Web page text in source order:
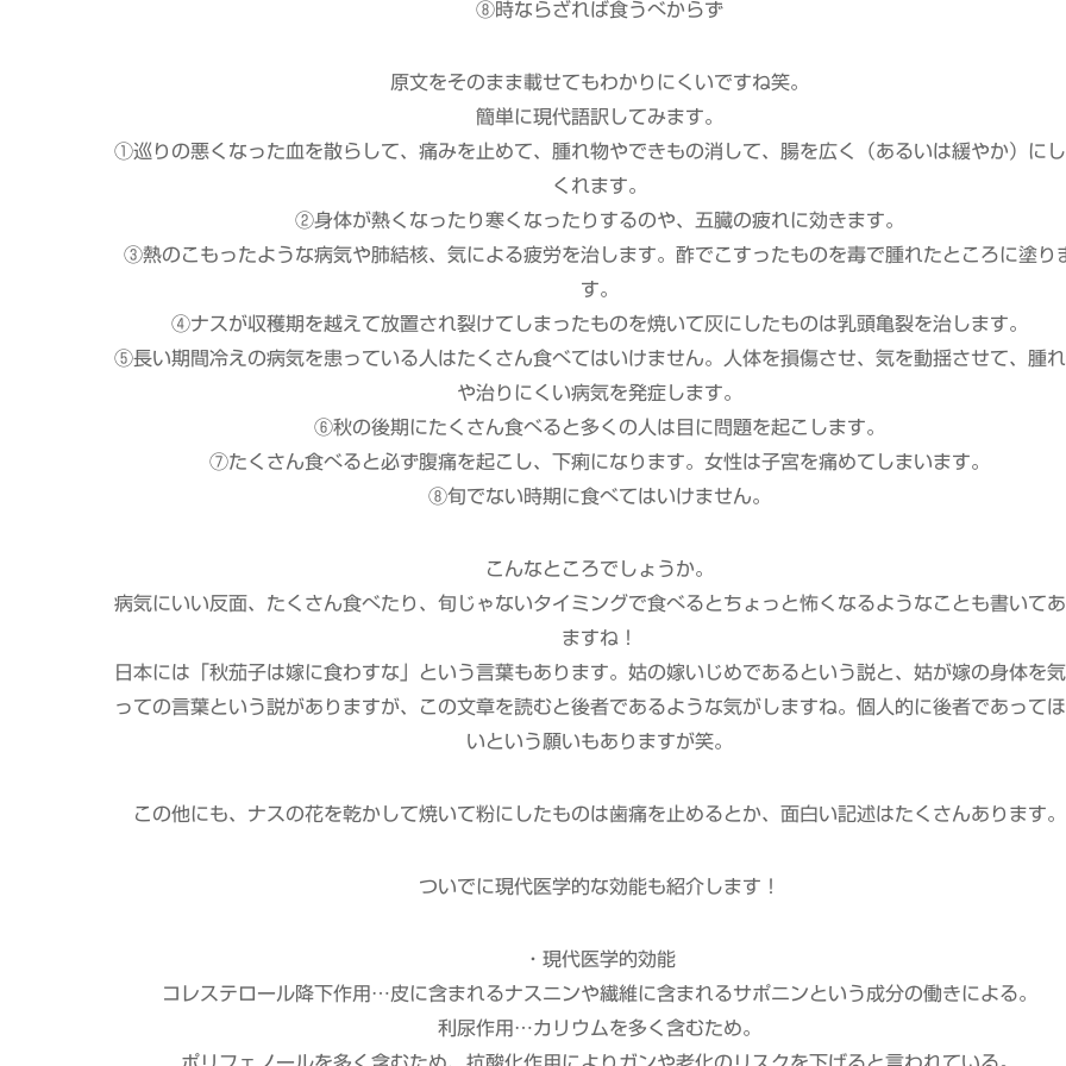
⑧時ならざれば食うべからず
原文をそのまま載せてもわかりにくいですね笑。
簡単に現代語訳してみます。
①巡りの悪くなった血を散らして、痛みを止めて、腫れ物やできもの消して、腸を広く（あるいは緩やか）に
くれます。
②身体が熱くなったり寒くなったりするのや、五臓の疲れに効きます。
③熱のこもったような病気や肺結核、気による疲労を治します。酢でこすったものを毒で腫れたところに塗り
す。
④ナスが収穫期を越えて放置され裂けてしまったものを焼いて灰にしたものは乳頭亀裂を治します。
⑤長い期間冷えの病気を患っている人はたくさん食べてはいけません。人体を損傷させ、気を動揺させて、腫
や治りにくい病気を発症します。
⑥秋の後期にたくさん食べると多くの人は目に問題を起こします。
⑦たくさん食べると必ず腹痛を起こし、下痢になります。女性は子宮を痛めてしまいます。
⑧旬でない時期に食べてはいけません。
こんなところでしょうか。
病気にいい反面、たくさん食べたり、旬じゃないタイミングで食べるとちょっと怖くなるようなことも書いてあ
ますね！
日本には「秋茄子は嫁に食わすな」という言葉もあります。姑の嫁いじめであるという説と、姑が嫁の身体を
っての言葉という説がありますが、この文章を読むと後者であるような気がしますね。個人的に後者であって
いという願いもありますが笑。
この他にも、ナスの花を乾かして焼いて粉にしたものは歯痛を止めるとか、面白い記述はたくさんあります。
ついでに現代医学的な効能も紹介します！
・現代医学的効能
コレステロール降下作用…皮に含まれるナスニンや繊維に含まれるサポニンという成分の働きによる。
利尿作用…カリウムを多く含むため。
ポリフェノールを多く含むため、抗酸化作用によりガンや老化のリスクを下げると言われている。